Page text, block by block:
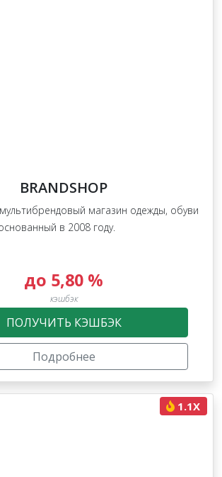
BRANDSHOP
магазин одежды, обуви
в 2008 году.
до 5,80 %
кэшбэк
ПОЛУЧИТЬ КЭШБЭК
Подробнее
1.1X